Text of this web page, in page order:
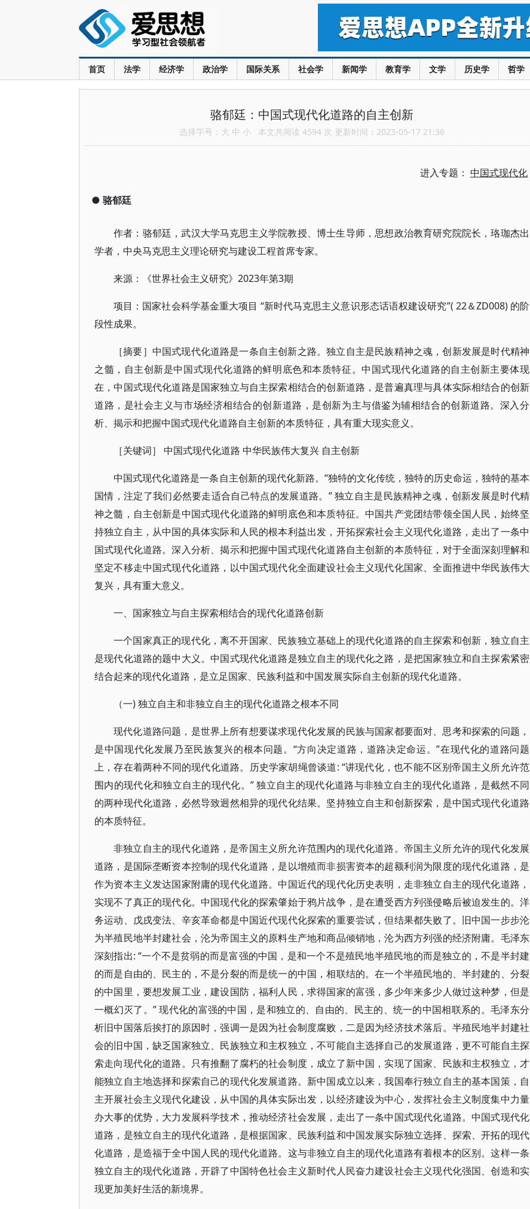
首页 法学 经济学 政治学 国际关系 社会学 新闻学 教育学 文学 历史学 哲学
骆郁廷：中国式现代化道路的自主创新
选择字号： 大 中 小 本文共阅读 4594 次 更新时间：2023-05-17 21:36
进入专题： 中国式现代化
● 骆郁廷
作者：骆郁廷，武汉大学马克思主义学院教授、博士生导师，思想政治教育研究院院长，珞珈杰出
学者，中央马克思主义理论研究与建设工程首席专家。
来源：《世界社会主义研究》2023年第3期
项目：国家社会科学基金重大项目 “新时代马克思主义意识形态话语权建设研究”( 22＆ZD008) 的阶
段性成果。
［摘要］中国式现代化道路是一条自主创新之路。独立自主是民族精神之魂，创新发展是时代精神
之髓，自主创新是中国式现代化道路的鲜明底色和本质特征。中国式现代化道路的自主创新主要体现
在，中国式现代化道路是国家独立与自主探索相结合的创新道路，是普遍真理与具体实际相结合的创新
道路，是社会主义与市场经济相结合的创新道路，是创新为主与借鉴为辅相结合的创新道路。深入分
析、揭示和把握中国式现代化道路自主创新的本质特征，具有重大现实意义。
［关键词］ 中国式现代化道路 中华民族伟大复兴 自主创新
中国式现代化道路是一条自主创新的现代化新路。“独特的文化传统，独特的历史命运，独特的基本
国情，注定了我们必然要走适合自己特点的发展道路。” 独立自主是民族精神之魂，创新发展是时代精
神之髓，自主创新是中国式现代化道路的鲜明底色和本质特征。中国共产党团结带领全国人民，始终坚
持独立自主，从中国的具体实际和人民的根本利益出发，开拓探索社会主义现代化道路，走出了一条中
国式现代化道路。深入分析、揭示和把握中国式现代化道路自主创新的本质特征，对于全面深刻理解和
坚定不移走中国式现代化道路，以中国式现代化全面建设社会主义现代化国家、全面推进中华民族伟大
复兴，具有重大意义。
一、国家独立与自主探索相结合的现代化道路创新
一个国家真正的现代化，离不开国家、民族独立基础上的现代化道路的自主探索和创新，独立自主
是现代化道路的题中大义。中国式现代化道路是独立自主的现代化之路，是把国家独立和自主探索紧密
结合起来的现代化道路，是立足国家、民族利益和中国发展实际自主创新的现代化道路。
（一) 独立自主和非独立自主的现代化道路之根本不同
现代化道路问题，是世界上所有想要谋求现代化发展的民族与国家都要面对、思考和探索的问题，
是中国现代化发展乃至民族复兴的根本问题。“方向决定道路，道路决定命运。”在现代化的道路问题
上，存在着两种不同的现代化道路。历史学家胡绳曾谈道: “讲现代化，也不能不区别帝国主义所允许范
围内的现代化和独立自主的现代化。” 独立自主的现代化道路与非独立自主的现代化道路，是截然不同
的两种现代化道路，必然导致迥然相异的现代化结果。坚持独立自主和创新探索，是中国式现代化道路
的本质特征。
非独立自主的现代化道路，是帝国主义所允许范围内的现代化道路。帝国主义所允许的现代化发展
道路，是国际垄断资本控制的现代化道路，是以增殖而非损害资本的超额利润为限度的现代化道路，是
作为资本主义发达国家附庸的现代化道路。中国近代的现代化历史表明，走非独立自主的现代化道路，
实现不了真正的现代化。中国现代化的探索肇始于鸦片战争，是在遭受西方列强侵略后被迫发生的。洋
务运动、戊戌变法、辛亥革命都是中国近代现代化探索的重要尝试，但结果都失败了。旧中国一步步沦
为半殖民地半封建社会，沦为帝国主义的原料生产地和商品倾销地，沦为西方列强的经济附庸。毛泽东
深刻指出: “一个不是贫弱的而是富强的中国，是和一个不是殖民地半殖民地的而是独立的，不是半封建
的而是自由的、民主的，不是分裂的而是统一的中国，相联结的。在一个半殖民地的、半封建的、分裂
的中国里，要想发展工业，建设国防，福利人民，求得国家的富强，多少年来多少人做过这种梦，但是
一概幻灭了。” 现代化的富强的中国，是和独立的、自由的、民主的、统一的中国相联系的。毛泽东分
析旧中国落后挨打的原因时，强调一是因为社会制度腐败，二是因为经济技术落后。半殖民地半封建社
会的旧中国，缺乏国家独立、民族独立和主权独立，不可能自主选择自己的发展道路，更不可能自主探
索走向现代化的道路。只有推翻了腐朽的社会制度，成立了新中国，实现了国家、民族和主权独立，才
能独立自主地选择和探索自己的现代化发展道路。新中国成立以来，我国奉行独立自主的基本国策，自
主开展社会主义现代化建设，从中国的具体实际出发，以经济建设为中心，发挥社会主义制度集中力量
办大事的优势，大力发展科学技术，推动经济社会发展，走出了一条中国式现代化道路。中国式现代化
道路，是独立自主的现代化道路，是根据国家、民族利益和中国发展实际独立选择、探索、开拓的现代
化道路，是造福于全中国人民的现代化道路。这与非独立自主的现代化道路有着根本的区别。这样一条
独立自主的现代化道路，开辟了中国特色社会主义新时代人民奋力建设社会主义现代化强国、创造和实
现更加美好生活的新境界。